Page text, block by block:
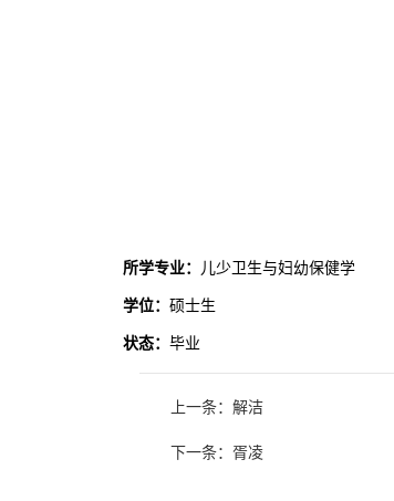
所学专业： 儿少卫生与妇幼保健学
学位： 硕士生
状态： 毕业
上一条：解洁
下一条：胥凌